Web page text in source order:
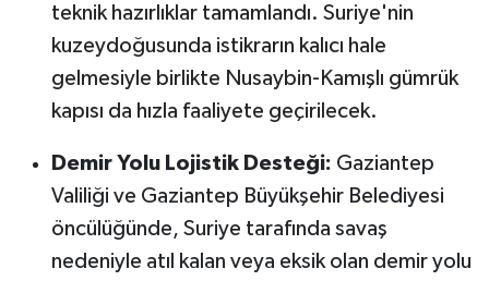
teknik hazırlıklar tamamlandı. Suriye'nin
kuzeydoğusunda istikrarın kalıcı hale
gelmesiyle birlikte Nusaybin-Kamışlı gümrük
kapısı da hızla faaliyete geçirilecek.
Demir Yolu Lojistik Desteği: Gaziantep
Valiliği ve Gaziantep Büyükşehir Belediyesi
öncülüğünde, Suriye tarafında savaş
nedeniyle atıl kalan veya eksik olan demir yolu